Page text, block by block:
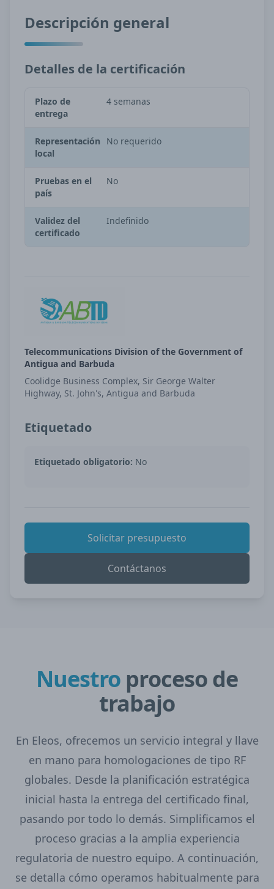
Descripción general
Detalles de la certificación
Plazo de
entrega
4 semanas
Representación
local
No requerido
Pruebas en el
país
No
Validez del
certificado
Indefinido
Telecommunications Division of the Government of
Antigua and Barbuda
Coolidge Business Complex, Sir George Walter
Highway, St. John's, Antigua and Barbuda
Etiquetado
Etiquetado obligatorio: No
Solicitar presupuesto
Contáctanos
Nuestro proceso de
trabajo
En Eleos, ofrecemos un servicio integral y llave
en mano para homologaciones de tipo RF
globales. Desde la planificación estratégica
inicial hasta la entrega del certificado final,
pasando por todo lo demás. Simplificamos el
proceso gracias a la amplia experiencia
regulatoria de nuestro equipo. A continuación,
se detalla cómo operamos habitualmente para